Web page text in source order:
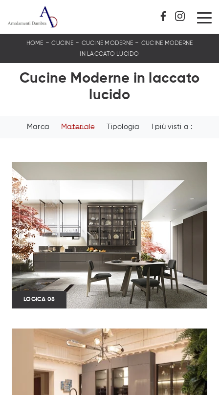
HOME -CUCINE- CUCINE MODERNE - CUCINE MODERNE
IN LACCATO LUCIDO
Cucine Moderne in laccato
lucido
Marca Materiale Tipologia I più visti a :
LOGICA 08